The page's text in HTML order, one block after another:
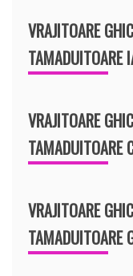
VRAJITOARE
TAMADUITOARE
VRAJITOARE
TAMADUITOARE
VRAJITOARE
TAMADUITOARE